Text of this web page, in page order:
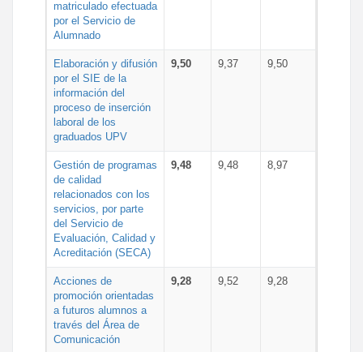
matriculado efectuada
por el Servicio de
Alumnado
Elaboración y difusión
por el SIE de la
información del
proceso de inserción
laboral de los
graduados UPV
9,50 9,37 9,50
Gestión de programas
de calidad
relacionados con los
servicios, por parte
del Servicio de
Evaluación, Calidad y
Acreditación (SECA)
9,48 9,48 8,97
Acciones de
promoción orientadas
a futuros alumnos a
través del Área de
Comunicación
9,28 9,52 9,28